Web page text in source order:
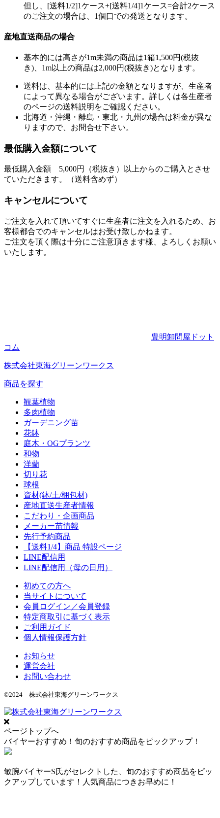
但し、[送料1/2]1ケース+[送料1/4]1ケース=合計2ケース
のご注文の場合は、1個口での発送となります。
産地直送商品の場合
基本的には高さが1m未満の商品は1箱1,500円(税抜
き)、1m以上の商品は2,000円(税抜き)となります。
送料は、基本的には上記の金額となりますが、生産者
によって異なる場合がございます。詳しくは各生産者
のページの送料説明をご確認ください。
北海道・沖縄・離島・東北・九州の場合は料金が異な
りますので、お問合せ下さい。
最低購入金額について
最低購入金額 5,000円（税抜き）以上からのご購入とさせ
ていただきます。（送料含めず）
キャンセルについて
ご注文を入れて頂いてすぐに生産者に注文を入れるため、お
客様都合でのキャンセルはお受け致しかねます。
ご注文を頂く際は十分にご注意頂きます様、よろしくお願い
いたします。
豊明卸問屋ドット
コム
株式会社東海グリーンワークス
商品を探す
観葉植物
多肉植物
ガーデニング苗
花鉢
庭木・OGプランツ
和物
洋蘭
切り花
球根
資材(鉢/土/梱包材)
産地直送生産者情報
こだわり・企画商品
メーカー苗情報
先行予約商品
【送料1/4】商品 特設ページ
LINE配信用
LINE配信用（母の日用）
初めての方へ
当サイトについて
会員ログイン／会員登録
特定商取引に基づく表示
ご利用ガイド
個人情報保護方針
お知らせ
運営会社
お問い合わせ
©2024 株式会社東海グリーンワークス
ページトップへ
バイヤーおすすめ！旬のおすすめ商品をピックアップ！
敏腕バイヤーS氏がセレクトした、旬のおすすめ商品をピッ
クアップしています！人気商品につきお早めに！